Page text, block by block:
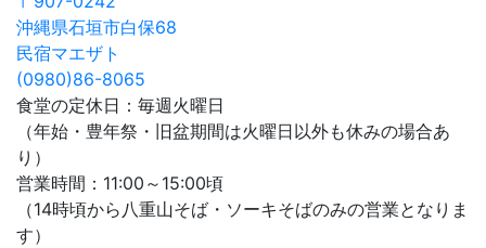
沖縄県石垣市白保68
民宿マエザト
(0980)86-8065
食堂の定休日：毎週火曜日
（年始・豊年祭・旧盆期間は火曜日以外も休みの場合あ
り）
営業時間：11:00～15:00頃
（14時頃から八重山そば・ソーキそばのみの営業となりま
す）